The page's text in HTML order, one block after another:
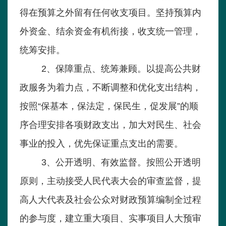
得在预算之外留有任何收支项目。坚持预算内
外资金、结余资金有机衔接，收支统一管理，
统筹安排。
2、保障重点、统筹兼顾。以提高公共财
政服务为着力点，不断调整和优化支出结构，
按照“保基本，保法定，保民生，促发展”的顺
序合理安排各项财政支出，加大对民生、社会
事业的投入，优先保证重点支出的需要。
3、公开透明、有效监督。按照公开透明
原则，主动接受人民代表大会的审查监督，提
高人大代表及社会公众对财政预算编制全过程
的参与度，建立重大项目、实事项目人大预审